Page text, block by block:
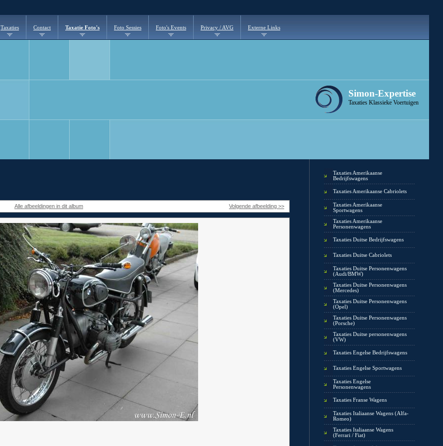
Taxaties Contact Taxatie Foto's Foto Sessies Foto's Events Privacy / AVG Externe Links
Simon-Expertise
Taxaties Klassieke Voertuigen
Alle afbeeldingen in dit album Volgende afbeelding >>
Taxaties Amerikaanse
Bedrijfswagens
Taxaties Amerikaanse Cabriolets
Taxaties Amerikaanse
Sportwagens
Taxaties Amerikaanse
Personenwagens
Taxaties Duitse Bedrijfswagens
Taxaties Duitse Cabriolets
Taxaties Duitse Personenwagens
(Audi/BMW)
Taxaties Duitse Personenwagens
(Mercedes)
Taxaties Duitse Personenwagens
(Opel)
Taxaties Duitse Personenwagens
(Porsche)
Taxaties Duitse personenwagens
(VW)
Taxaties Engelse Bedrijfswagens
Taxaties Engelse Sportwagens
Taxaties Engelse
Personenwagens
Taxaties Franse Wagens
Taxaties Italiaanse Wagens (Alfa-
Romeo)
Taxaties Italiaanse Wagens
(Ferrari / Fiat)